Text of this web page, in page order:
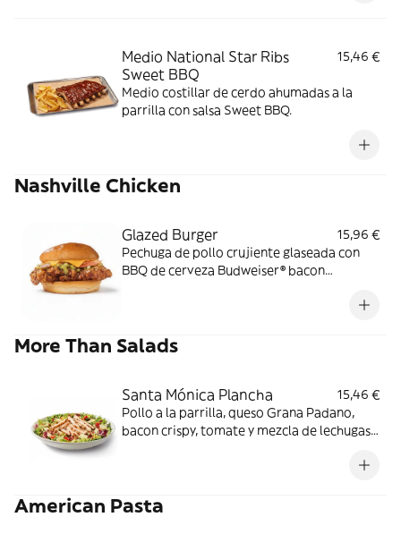
Medio National Star Ribs
Sweet BBQ
15,46 €
Medio costillar de cerdo ahumadas a la
parrilla con salsa Sweet BBQ.
Nashville Chicken
Glazed Burger
15,96 €
Pechuga de pollo crujiente glaseada con
BBQ de cerveza Budweiser® bacon
More Than Salads
Santa Mónica Plancha
15,46 €
Pollo a la parrilla, queso Grana Padano,
bacon crispy, tomate y mezcla de lechugas
American Pasta